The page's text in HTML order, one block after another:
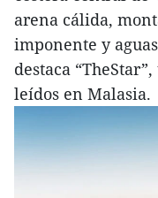
arena cálida,
imponente y
destaca
leídos en Malasia.